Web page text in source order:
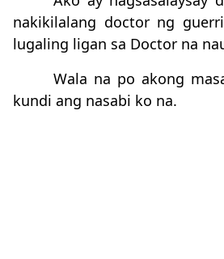
nakikilalang doctor ng
lugaling ligan sa Doctor na
Wala na po akong
kundi ang nasabi ko na.